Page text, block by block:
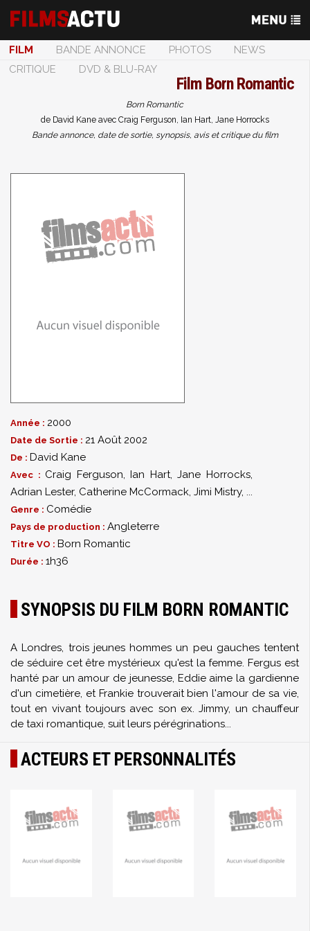
FILM BANDE ANNONCE PHOTOS
NEWS
CRITIQUE
DVD & BLU-RAY
Film Born Romantic
Born Romantic
de David Kane avec Craig Ferguson, Ian Hart, Jane Horrocks
Bande annonce, date de sortie, synopsis, avis et critique du film
Année : 2000
Date de Sortie : 21 Août 2002
De : David Kane
Avec : Craig Ferguson,Ian Hart,Jane Horrocks,
Adrian Lester, Catherine McCormack, Jimi Mistry, ...
Genre : Comédie
Pays de production : Angleterre
Titre VO : Born Romantic
Durée : 1h36
SYNOPSIS DU FILM BORN ROMANTIC
A Londres, trois jeunes hommes un peu gauches tentent
de séduire cet être mystérieux qu'est la femme. Fergus est
hanté par un amour de jeunesse, Eddie aime la gardienne
d'un cimetière, et Frankie trouverait bien l'amour de sa vie,
tout en vivant toujours avec son ex. Jimmy, un chauffeur
de taxi romantique, suit leurs pérégrinations...
ACTEURS ET PERSONNALITÉS